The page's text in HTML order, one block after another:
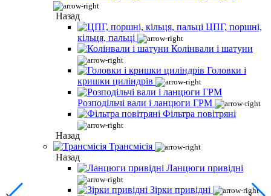
Назад
ЦПГ, поршні,
кільця, пальці
Колінвали і шатуни
Головки і
кришки циліндрів
Розподільчі вали і ланцюги ГРМ
Фільтра повітряні
Назад
Трансмісія
Назад
Ланцюги привідні
Зірки привідні